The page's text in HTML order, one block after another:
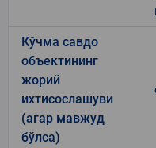
Кўчма савдо
объектининг
жорий
ихтисослашуви
(агар мавжуд
бўлса)